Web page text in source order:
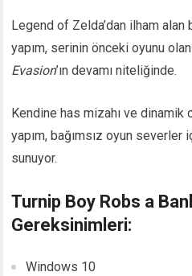
Legend of Zelda’dan ilham
yapım, serinin önceki oyunu olan
Evasion’ın devamı niteliğinde.
Kendine has mizahı ve dinamik
yapım, bağımsız oyun severler
sunuyor.
Turnip Boy Robs a
Gereksinimleri:
Windows 10